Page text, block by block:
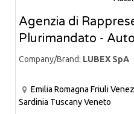
Agenzia di
Plurimandato -
Company/Brand: LUBEX SpA
Emilia Romagna Friuli
Sardinia TuscanyVeneto